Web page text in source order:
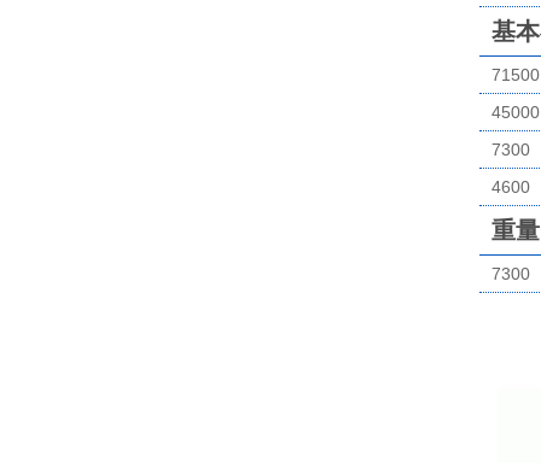
基
71500
45000
7300
4600
重量
7300